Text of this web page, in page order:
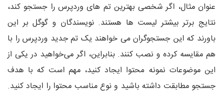
عنوان مثال، اگر شخصی بهترین تم های وردپرس را جستجو کند،
نتایج برتر بیشتر لیست ها هستند. نویسندگان و گوگل بر این
باورند که این جستجوگران می خواهند یک تم جدید وردپرس را با
هم مقایسه کرده و نصب کنند. بنابراین، اگر می‌خواهید در یکی از
این موضوعات نمونه محتوا ایجاد کنید، مهم است که با هدف
جستجو مطابقت داشته باشید و نوع مناسب محتوا را ایجاد کنید.